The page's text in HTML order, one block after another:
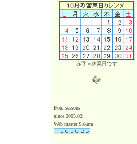
赤字＝休業日です
Four seasons
since 2005.02
Web master Sakura